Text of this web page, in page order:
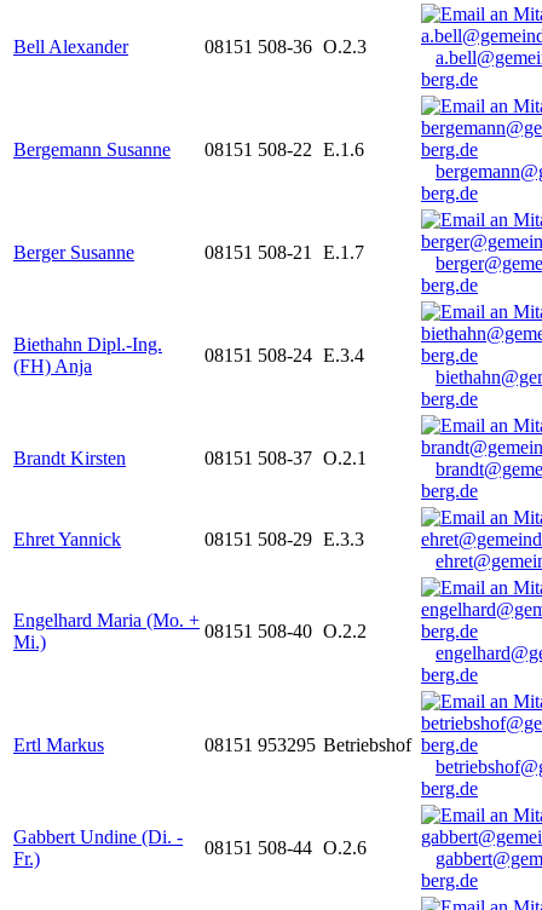
Bell Alexander 08151 508-36 O.2.3
berg.de
Bergemann Susanne 08151 508-22 E.1.6
berg.de
Berger Susanne 08151 508-21 E.1.7
berg.de
Biethahn Dipl.-Ing.
(FH) Anja
08151 508-24 E.3.4
berg.de
Brandt Kirsten 08151 508-37 O.2.1
berg.de
Ehret Yannick 08151 508-29 E.3.3
Engelhard Maria (Mo. +
Mi.)
08151 508-40 O.2.2
berg.de
Ertl Markus 08151 953295 Betriebshof
berg.de
Gabbert Undine (Di. -
Fr.)
08151 508-44 O.2.6
berg.de